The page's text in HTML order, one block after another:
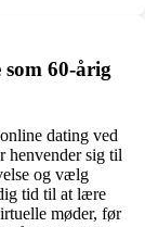
60-årig
dating ved
henvender sig til
og vælg
tid til at lære
møder, før